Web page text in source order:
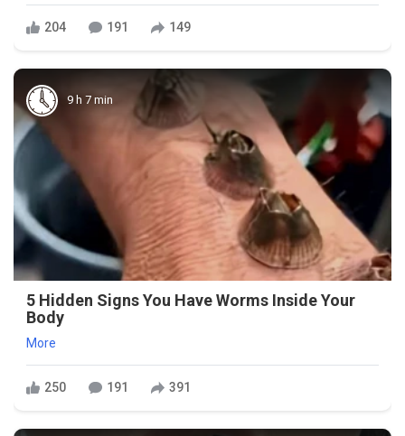
204 191 149
9 h 7 min
5 Hidden Signs You Have Worms Inside Your
Body
More
250 191 391